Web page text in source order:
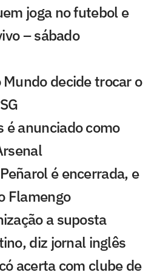
joga no futebol e
– sábado
Mundo decide trocar o
é anunciado como
é encerrada, e
Flamengo
a suposta
diz jornal inglês
acerta com clube de